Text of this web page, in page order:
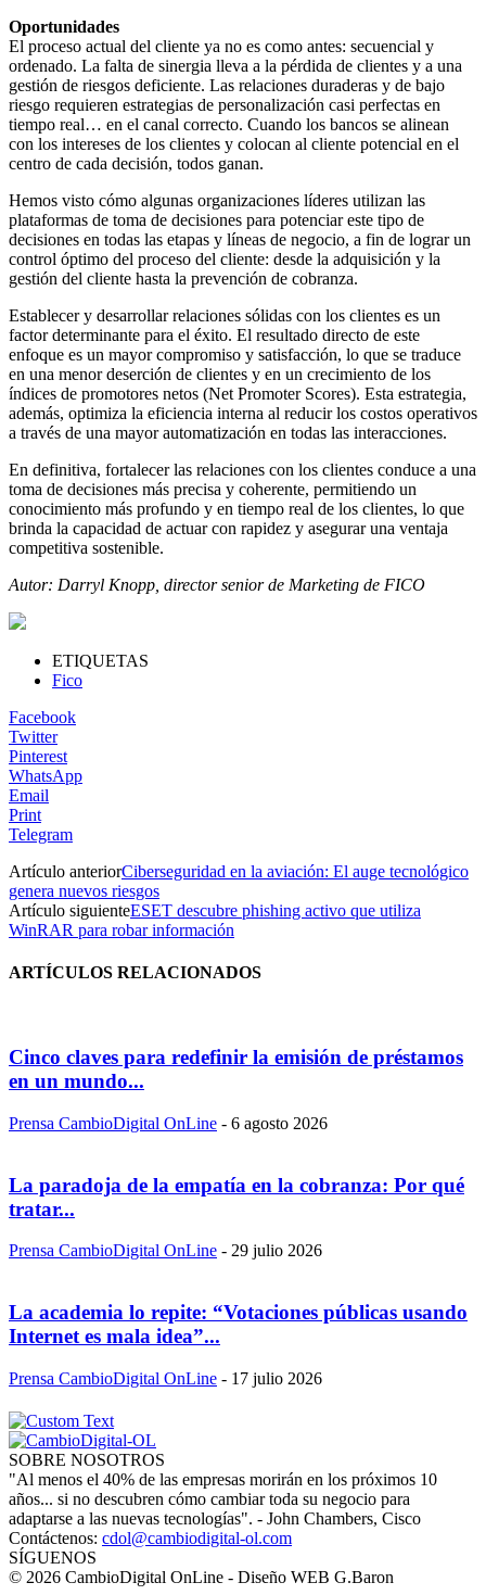
Oportunidades
El proceso actual del cliente ya no es como antes: secuencial y
ordenado. La falta de sinergia lleva a la pérdida de clientes y a una
gestión de riesgos deficiente. Las relaciones duraderas y de bajo
riesgo requieren estrategias de personalización casi perfectas en
tiempo real… en el canal correcto. Cuando los bancos se alinean
con los intereses de los clientes y colocan al cliente potencial en el
centro de cada decisión, todos ganan.
Hemos visto cómo algunas organizaciones líderes utilizan las
plataformas de toma de decisiones para potenciar este tipo de
decisiones en todas las etapas y líneas de negocio, a fin de lograr un
control óptimo del proceso del cliente: desde la adquisición y la
gestión del cliente hasta la prevención de cobranza.
Establecer y desarrollar relaciones sólidas con los clientes es un
factor determinante para el éxito. El resultado directo de este
enfoque es un mayor compromiso y satisfacción, lo que se traduce
en una menor deserción de clientes y en un crecimiento de los
índices de promotores netos (Net Promoter Scores). Esta estrategia,
además, optimiza la eficiencia interna al reducir los costos operativos
a través de una mayor automatización en todas las interacciones.
En definitiva, fortalecer las relaciones con los clientes conduce a una
toma de decisiones más precisa y coherente, permitiendo un
conocimiento más profundo y en tiempo real de los clientes, lo que
brinda la capacidad de actuar con rapidez y asegurar una ventaja
competitiva sostenible.
Autor: Darryl Knopp, director senior de Marketing de FICO
ETIQUETAS
Fico
Facebook
Twitter
Pinterest
WhatsApp
Email
Print
Telegram
Artículo anteriorCiberseguridad en la aviación: El auge tecnológico
genera nuevos riesgos
Artículo siguienteESET descubre phishing activo que utiliza
WinRAR para robar información
ARTÍCULOS RELACIONADOS
Cinco claves para redefinir la emisión de préstamos
en un mundo...
Prensa CambioDigital OnLine - 6 agosto 2026
La paradoja de la empatía en la cobranza: Por qué
tratar...
Prensa CambioDigital OnLine - 29 julio 2026
La academia lo repite: “Votaciones públicas usando
Internet es mala idea”...
Prensa CambioDigital OnLine - 17 julio 2026
SOBRE NOSOTROS
"Al menos el 40% de las empresas morirán en los próximos 10
años... si no descubren cómo cambiar toda su negocio para
adaptarse a las nuevas tecnologías". - John Chambers, Cisco
Contáctenos: cdol@cambiodigital-ol.com
SÍGUENOS
© 2026 CambioDigital OnLine - Diseño WEB G.Baron